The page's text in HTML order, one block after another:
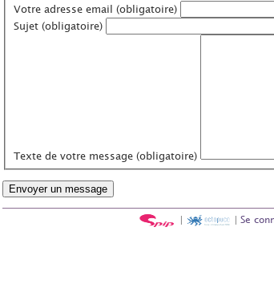
Votre adresse email (obligatoire)
Sujet (obligatoire)
Texte de votre message (obligatoire)
| |Se